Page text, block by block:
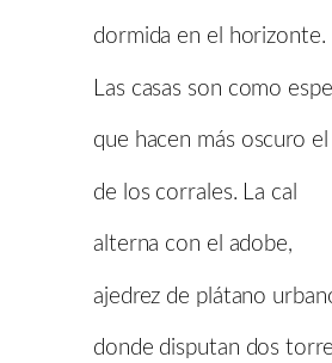
dormida en el horizonte.
Las casas son como
que hacen más oscuro
de los corrales. La cal
alterna con el adobe,
ajedrez de plátano
donde disputan dos